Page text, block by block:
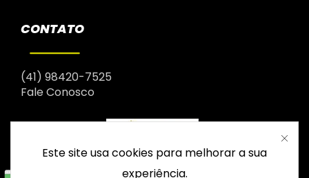
CONTATO
(41) 98420-7525
Fale Conosco
Este site usa cookies para melhorar a sua
experiência.